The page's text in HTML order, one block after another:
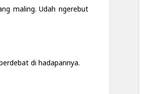
maling. Udah ngerebut
di hadapannya.